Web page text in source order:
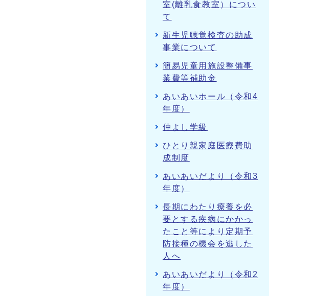
室(離乳食教室）につい
て
新生児聴覚検査の助成
事業について
簡易児童用施設整備事
業費等補助金
あいあいホール（令和4
年度）
仲よし学級
ひとり親家庭医療費助
成制度
あいあいだより（令和3
年度）
長期にわたり療養を必
要とする疾病にかかっ
たこと等により定期予
防接種の機会を逃した
人へ
あいあいだより（令和2
年度）